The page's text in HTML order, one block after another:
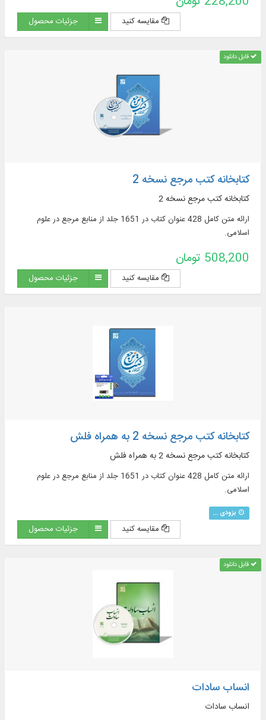
مقایسه کنید جزئیات محصول
قابل دانلود
کتابخانه کتب مرجع نسخه 2
کتابخانه کتب مرجع نسخه 2
ارائه متن کامل 428 عنوان کتاب در 1651 جلد از منابع مرجع در علوم
اسلامی.
508,200 تومان
مقایسه کنید جزئیات محصول
کتابخانه کتب مرجع نسخه 2 به همراه فلش
کتابخانه کتب مرجع نسخه 2 به همراه فلش
ارائه متن کامل 428 عنوان کتاب در 1651 جلد از منابع مرجع در علوم
اسلامی.
بزودی ...
مقایسه کنید جزئیات محصول
قابل دانلود
انساب سادات
انساب سادات